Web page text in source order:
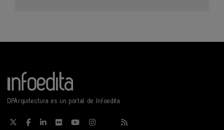
DPArquitectura es un portal de Infoedita